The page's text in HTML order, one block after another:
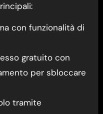
con funzionalità di
gratuito con
per sbloccare
tramite